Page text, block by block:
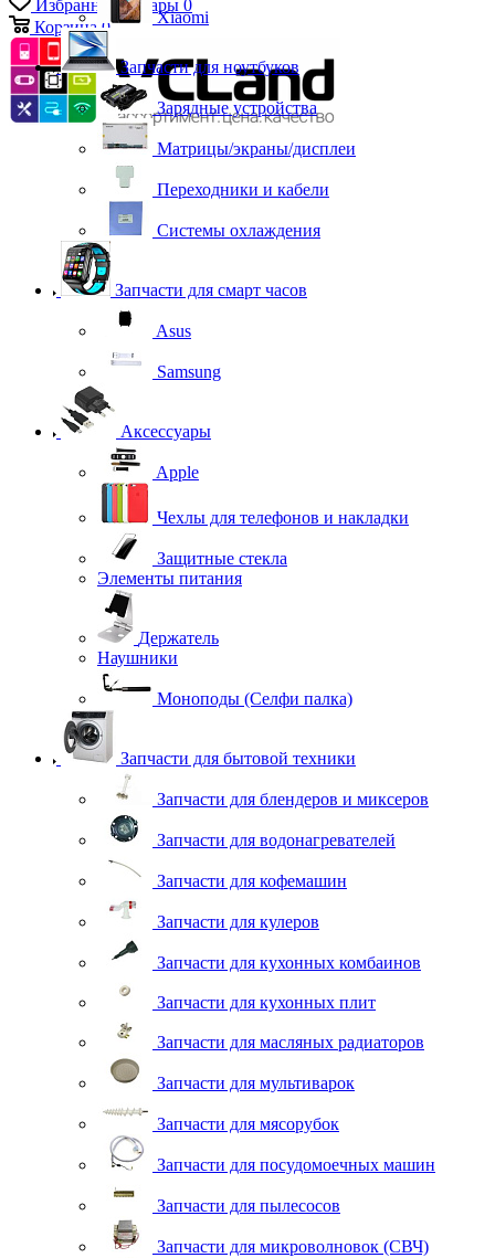
Избранные товары 0
Корзина 0
Xiaomi
Запчасти для ноутбуков
Зарядные устройства
Матрицы/экраны/дисплеи
Переходники и кабели
Системы охлаждения
Запчасти для смарт часов
Asus
Samsung
Аксессуары
Apple
Чехлы для телефонов и накладки
Защитные стекла
Элементы питания
Держатель
Наушники
Моноподы (Селфи палка)
Запчасти для бытовой техники
Запчасти для блендеров и миксеров
Запчасти для водонагревателей
Запчасти для кофемашин
Запчасти для кулеров
Запчасти для кухонных комбаинов
Запчасти для кухонных плит
Запчасти для масляных радиаторов
Запчасти для мультиварок
Запчасти для мясорубок
Запчасти для посудомоечных машин
Запчасти для пылесосов
Запчасти для микроволновок (СВЧ)